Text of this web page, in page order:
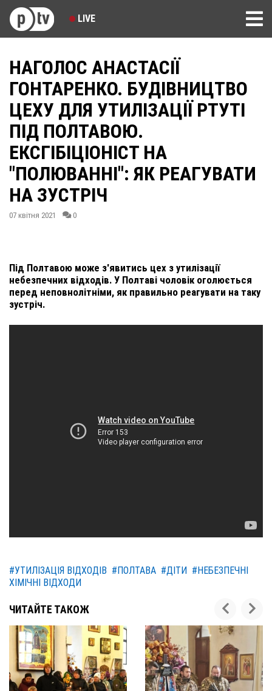
LIVE
НАГОЛОС АНАСТАСІЇ
ГОНТАРЕНКО. БУДІВНИЦТВО
ЦЕХУ ДЛЯ УТИЛІЗАЦІЇ РТУТІ
ПІД ПОЛТАВОЮ.
ЕКСГІБІЦІОНІСТ НА
"ПОЛЮВАННІ": ЯК РЕАГУВАТИ
НА ЗУСТРІЧ
07 квітня 2021 0
Під Полтавою може з'явитись цех з утилізації
небезпечних відходів. У Полтаві чоловік оголюється
перед неповнолітніми, як правильно реагувати на таку
зустріч.
#УТИЛІЗАЦІЯ ВІДХОДІВ #ПОЛТАВА #ДІТИ #НЕБЕЗПЕЧНІ
ХІМІЧНІ ВІДХОДИ
ЧИТАЙТЕ ТАКОЖ